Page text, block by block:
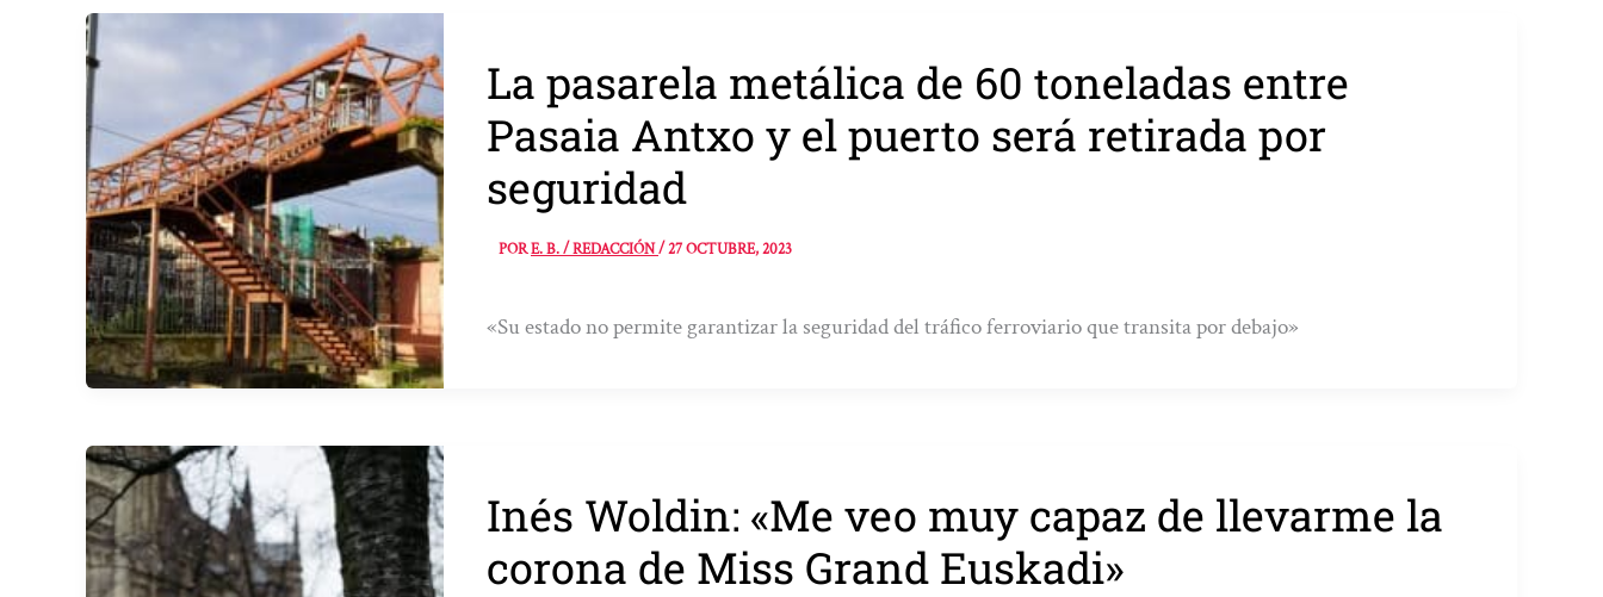
La pasarela metálica de 60 toneladas entre
Pasaia Antxo y el puerto será retirada por
seguridad
PORE. B. / REDACCIÓN/27 OCTUBRE, 2023
«Su estado no permite garantizar la seguridad del tráfico ferroviario que transita por debajo»
Inés Woldin: «Me veo muy capaz de llevarme la
corona de Miss Grand Euskadi»